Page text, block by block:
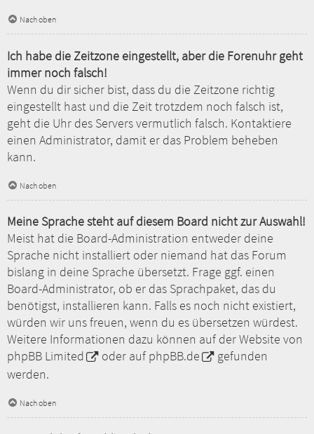
Nach oben
Ich habe die Zeitzone eingestellt, aber die Forenuhr geht
immer noch falsch!
Wenn du dir sicher bist, dass du die Zeitzone richtig
eingestellt hast und die Zeit trotzdem noch falsch ist,
geht die Uhr des Servers vermutlich falsch. Kontaktiere
einen Administrator, damit er das Problem beheben
kann.
Nach oben
Meine Sprache steht auf diesem Board nicht zur Auswahl!
Meist hat die Board-Administration entweder deine
Sprache nicht installiert oder niemand hat das Forum
bislang in deine Sprache übersetzt. Frage ggf. einen
Board-Administrator, ob er das Sprachpaket, das du
benötigst, installieren kann. Falls es noch nicht existiert,
würden wir uns freuen, wenn du es übersetzen würdest.
Weitere Informationen dazu können auf der Website von
phpBB Limited
oder auf phpBB.de
gefunden
werden.
Nach oben